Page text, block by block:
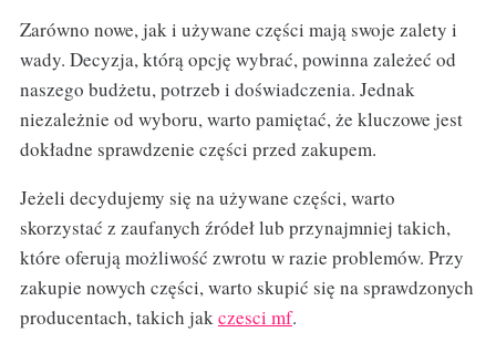
Zarówno nowe, jak i używane części mają swoje zalety i
wady. Decyzja, którą opcję wybrać, powinna zależeć od
naszego budżetu, potrzeb i doświadczenia. Jednak
niezależnie od wyboru, warto pamiętać, że kluczowe jest
dokładne sprawdzenie części przed zakupem.
Jeżeli decydujemy się na używane części, warto
skorzystać z zaufanych źródeł lub przynajmniej takich,
które oferują możliwość zwrotu w razie problemów. Przy
zakupie nowych części, warto skupić się na sprawdzonych
producentach, takich jakczesci mf.